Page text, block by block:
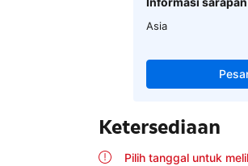
Asia
Ketersediaan
Pilih tanggal untuk